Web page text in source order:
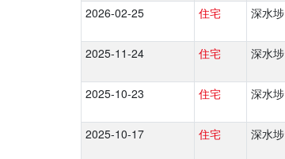
2026-02-25 住宅 深水埗
2025-11-24 住宅 深水埗
2025-10-23 住宅 深水埗
2025-10-17 住宅 深水埗